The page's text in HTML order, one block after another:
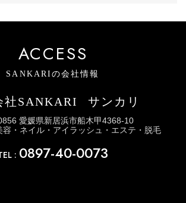
ACCESS
SANKARIの会社情報
社SANKARI サンカリ
愛媛県新居浜市船木甲4368-10
容・ネイル・アイラッシュ・エステ・脱毛
: 0897-40-0073